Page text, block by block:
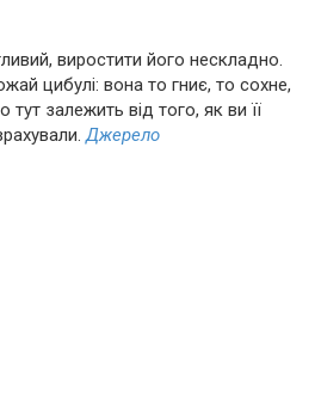
виростити його нескладно.
цибулі: вона то гниє, то сохне,
залежить від того, як ви її
Джерело